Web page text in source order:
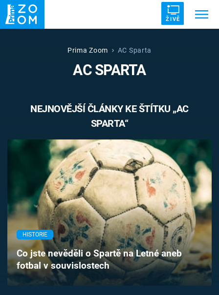
ŽIVĚ
DRUHÁ SVĚTOVÁ VÁLKA
VETŘELCI DÁVNOVĚKU
TV Program
Časopis
Sledujte prima+
Přihlášení
Prima Zoom AC Sparta
AC SPARTA
NEJNOVĚJŠÍ ČLÁNKY KE ŠTÍTKU „AC
SPARTA“
HISTORIE
Co jste nevěděli o Spartě na Letné aneb
fotbal v souvislostech